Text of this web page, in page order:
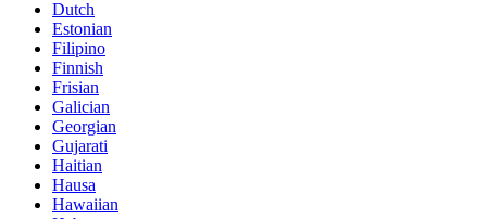
Dutch
Estonian
Filipino
Finnish
Frisian
Galician
Georgian
Gujarati
Haitian
Hausa
Hawaiian